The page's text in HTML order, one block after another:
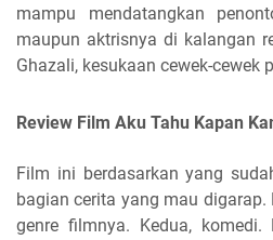
mampu mendatangkan
maupun aktrisnya di kalangan
Ghazali, kesukaan cewek-cewek
Review Film Aku Tahu Kapan
Film ini berdasarkan yang
bagian cerita yang mau digarap.
genre filmnya. Kedua,